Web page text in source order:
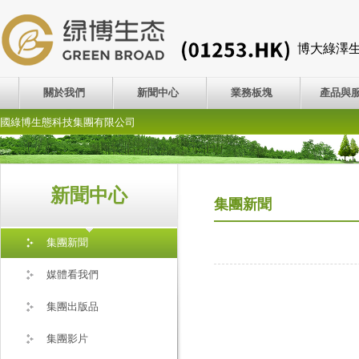
博大綠澤
關於我們 新聞中心 業務板塊 產品與
綠博生態科技集團有限公司
新聞中心
集團新聞
媒體看我們
集團出版品
集團影片
集團新聞